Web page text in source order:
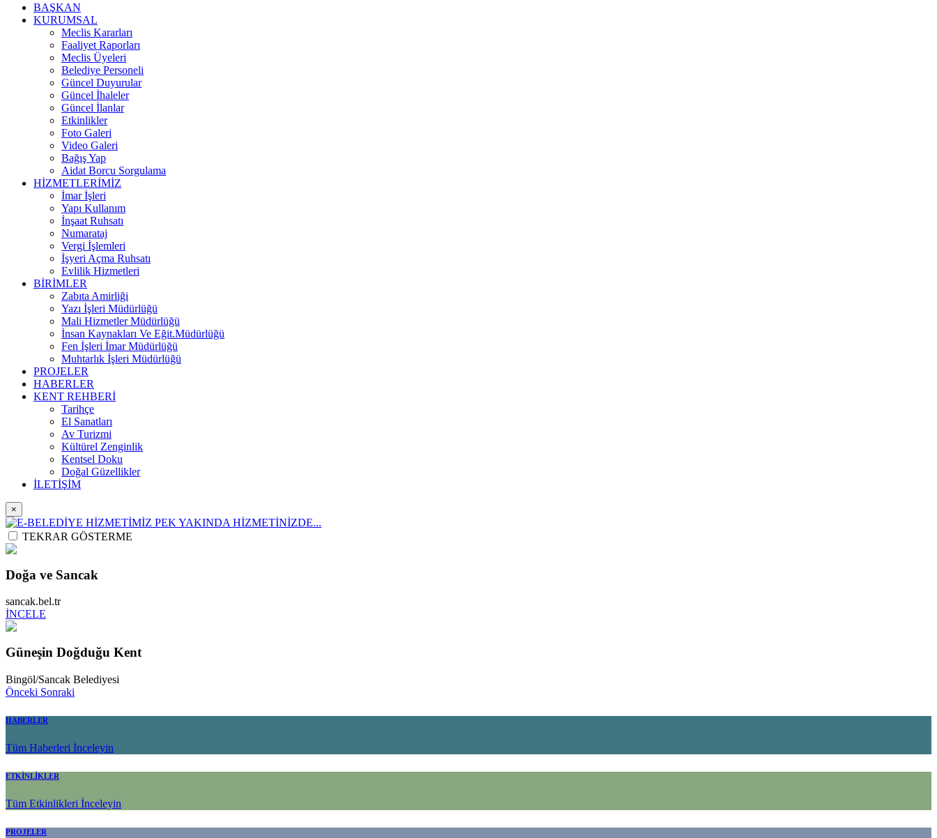
BAŞKAN
KURUMSAL
Meclis Kararları
Faaliyet Raporları
Meclis Üyeleri
Belediye Personeli
Güncel Duyurular
Güncel İhaleler
Güncel İlanlar
Etkinlikler
Foto Galeri
Video Galeri
Bağış Yap
Aidat Borcu Sorgulama
HİZMETLERİMİZ
İmar İşleri
Yapı Kullanım
İnşaat Ruhsatı
Numarataj
Vergi İşlemleri
İşyeri Açma Ruhsatı
Evlilik Hizmetleri
BİRİMLER
Zabıta Amirliği
Yazı İşleri Müdürlüğü
Mali Hizmetler Müdürlüğü
İnsan Kaynakları Ve Eğit.Müdürlüğü
Fen İşleri İmar Müdürlüğü
Muhtarlık İşleri Müdürlüğü
PROJELER
HABERLER
KENT REHBERİ
Tarihçe
El Sanatları
Av Turizmi
Kültürel Zenginlik
Kentsel Doku
Doğal Güzellikler
İLETİŞİM
×
TEKRAR GÖSTERME
Doğa ve Sancak
sancak.bel.tr
İNCELE
Güneşin Doğduğu Kent
Bingöl/Sancak Belediyesi
Önceki Sonraki
HABERLER
Tüm Haberleri İnceleyin
ETKİNLİKLER
Tüm Etkinlikleri İnceleyin
PROJELER